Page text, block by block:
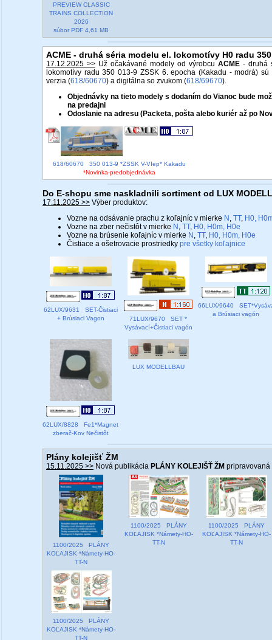
PREVIEW CLASSIC
TRAINS COLLECTION
2026
súbor PDF 4,61 MB
ACME - druhá séria modelu el. lokomotívy H0 radu 350
17.12.2025 >> Už očakávané modely od výrobcu ACME - druhá
lokomotívy radu 350 013-9 ZSSK 6. epocha (Kakadu - modrá)
verzia (618/60670) a digitálna so zvukom (618/69670).
Objednávky na tieto modely s dodaním do Vianoc bude
na predajni
Odoslanie na adresu (Packeta, pošta alebo kuriér až po
618/60670 350 013-9 *ZSSK V-VIep* Kakadu
*Novinka-predobjednávka
Do E-shopu sme naskladnili sortiment od LUX
17.11.2025 >> Výber produktov:
Vozne na odsávanie prachu z koľajníc v mierke N , TT, H0,
Vozne na zber nečistôt v mierke N , TT, H0, H0m, H0e
Vozne na brúsenie koľajníc v mierke N , TT, H0, H0m, H0e
Čistiace a ošetrovacie prostriedky pre všetky koľajnice
62LUX/9631 SET-Čistiaci
+ Brúsiaci Vagon
71LUX/9670 SET *
Vysávací+Čistiaci vagón
66LUX/9640
a Brúsiaci vagón
62LUX/8828 Fe1*Magnet
zberač-Kov Nečistôt
LUX MODELLBAU
Plány kolejišť ŽM
15.11.2025 >> Nová publikácia PLÁNY KOLEJIŠŤ ŽM pripravovaná
1100/2025 PLÁNY
KOĽAJISK *Námety-HO-
TT-N
1100/2025 PLÁNY
KOĽAJISK *Námety-HO-
TT-N
1100/2025 PLÁNY
KOĽAJISK *Námety-HO-
TT-N
1100/2025 PLÁNY
KOĽAJISK *Námety-HO-
TT-N